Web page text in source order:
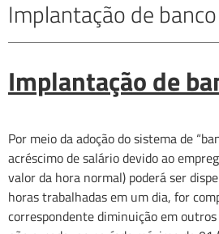
Implantação de
Implantação de
Por meio da adoção do sistema de
acréscimo de salário devido ao
valor da hora normal) poderá ser
horas trabalhadas em um dia, for
correspondente diminuição em